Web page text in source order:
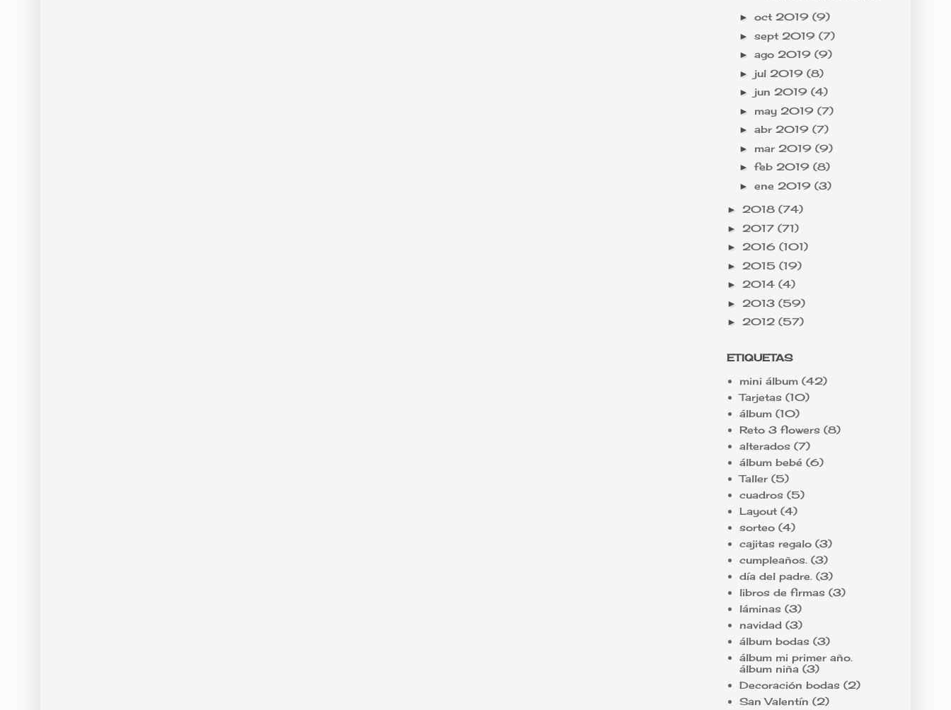
► oct 2019 (9)
► sept 2019 (7)
► ago 2019 (9)
► jul 2019 (8)
► jun 2019 (4)
► may 2019 (7)
► abr 2019 (7)
► mar 2019 (9)
► feb 2019 (8)
► ene 2019 (3)
► 2018 (74)
► 2017 (71)
► 2016 (101)
► 2015 (19)
► 2014 (4)
► 2013 (59)
► 2012 (57)
ETIQUETAS
mini álbum (42)
Tarjetas (10)
álbum (10)
Reto 3 flowers (8)
alterados (7)
álbum bebé (6)
Taller (5)
cuadros (5)
Layout (4)
sorteo (4)
cajitas regalo (3)
cumpleaños. (3)
día del padre. (3)
libros de firmas (3)
láminas (3)
navidad (3)
álbum bodas (3)
álbum mi primer año.
álbum niña (3)
Decoración bodas (2)
San Valentín (2)